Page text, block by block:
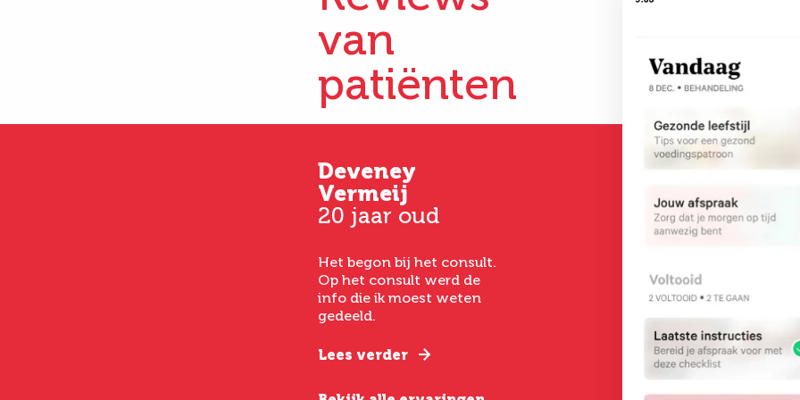
van
patiënten
Deveney
Vermeij
20 jaar oud
Het begon bij het consult.
Op het consult werd de
info die ik moest weten
gedeeld.
Lees verder
Hoever-Houkes
nazorg en een geweldig
Kim
33 jaar oud
Vanaf het eerste
het laten
een
verstand van
Lees verder